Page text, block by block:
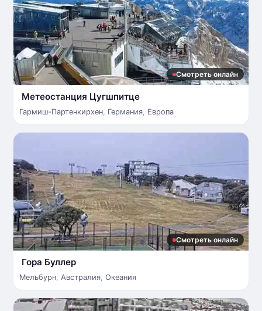
Смотреть онлайн
Метеостанция Цугшпитце
Гармиш-Партенкирхен, Германия, Европа
Смотреть онлайн
Гора Буллер
Мельбурн, Австралия, Океания